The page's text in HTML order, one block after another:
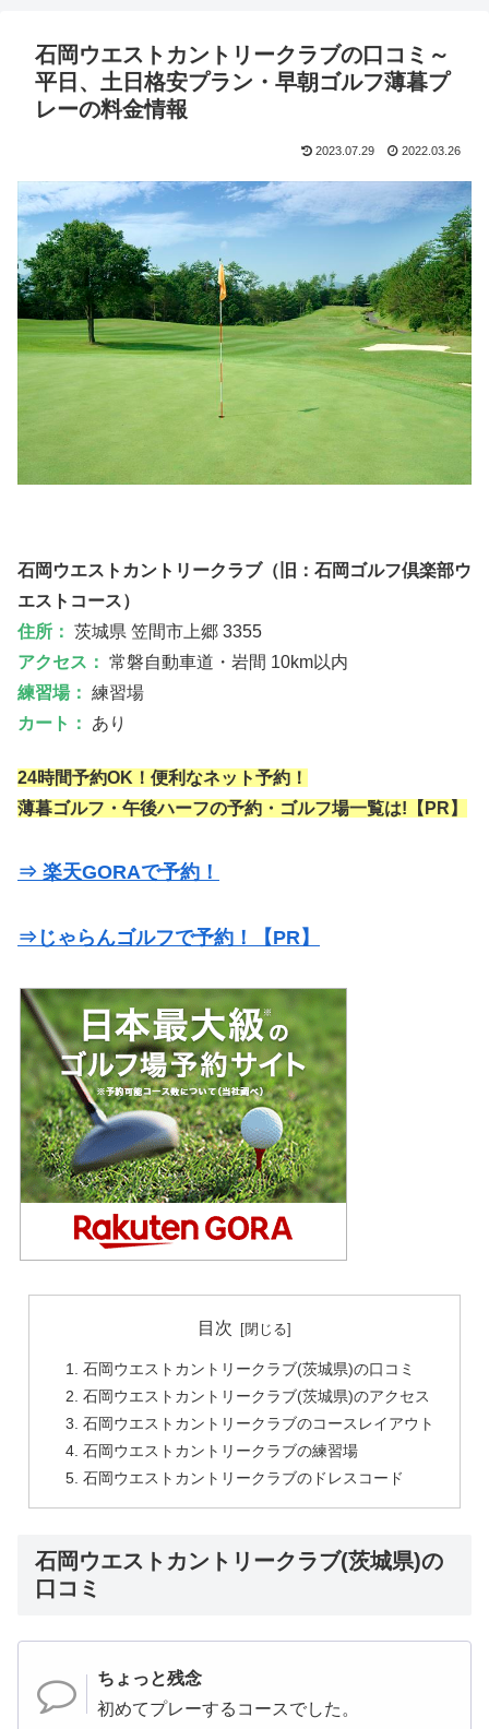
石岡ウエストカントリークラブの口コミ～
平日、土日格安プラン・早朝ゴルフ薄暮プ
レーの料金情報
2023.07.29 2022.03.26
石岡ウエストカントリークラブ（旧：石岡ゴルフ倶楽部ウ
エストコース）
住所： 茨城県 笠間市上郷 3355
アクセス： 常磐自動車道・岩間 10km以内
練習場： 練習場
カート：
あり
24時間予約OK！便利なネット予約！
薄暮ゴルフ・午後ハーフの予約・ゴルフ場一覧は!【PR】
⇒ 楽天GORAで予約！
⇒じゃらんゴルフで予約！【PR】
目次
石岡ウエストカントリークラブ(茨城県)の口コミ
石岡ウエストカントリークラブ(茨城県)のアクセス
石岡ウエストカントリークラブのコースレイアウト
石岡ウエストカントリークラブの練習場
石岡ウエストカントリークラブのドレスコード
石岡ウエストカントリークラブ(茨城県)の
口コミ
ちょっと残念
初めてプレーするコースでした。